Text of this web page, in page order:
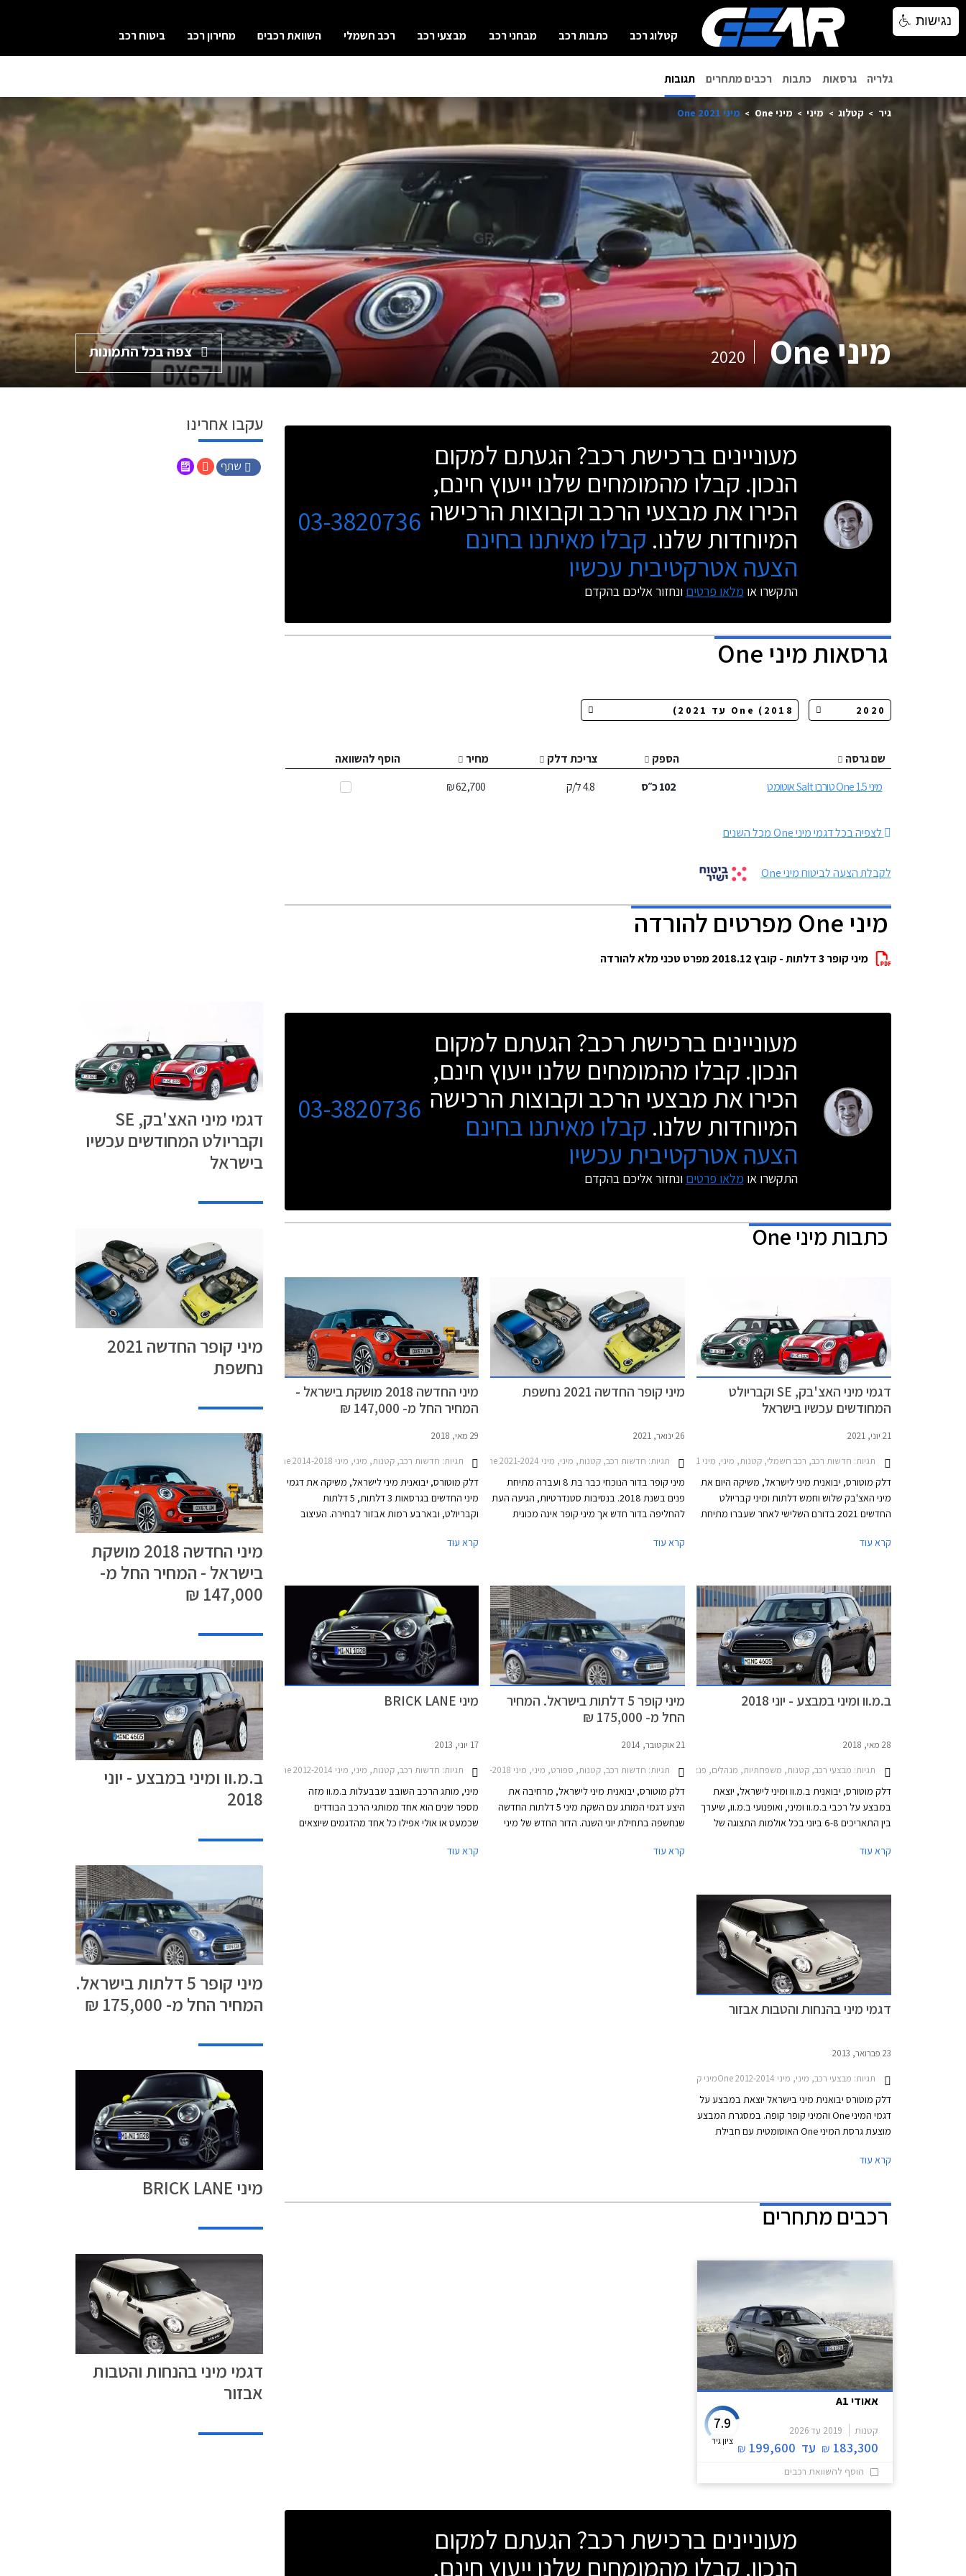
קטלוג רכב כתבות רכב מבחני רכב מבצעי רכב רכב חשמלי השוואת רכבים מחירון רכב ביטוח רכב
גלריה גרסאות כתבות רכבים מתחרים תגובות
גיר קטלוג מיני מיני One מיני One 2021
מיני One 2020 צפה בכל התמונות
מעוניינים ברכישת רכב? הגעתם למקום
הנכון. קבלו מהמומחים שלנו ייעוץ חינם,
הכירו את מבצעי הרכב וקבוצות הרכישה
המיוחדות שלנו. קבלו מאיתנו בחינם
הצעה אטרקטיבית עכשיו
התקשרו או מלאו פרטים ונחזור אליכם בהקדם
03-3820736
גרסאותמיני One
שם גרסה הספק צריכת דלק מחיר
הוסף להשוואה
מיני One 1.5 טורבו Salt אוטומט
102כ״ס 4.8ל/ק 62,700 ₪
לצפיה בכל דגמי מיני One מכל השנים
לקבלת הצעה לביטוח מיני One
מיני One מפרטים להורדה
מיני קופר 3 דלתות - קובץ 2018.12 מפרט טכני מלא להורדה
עקבו אחרינו
שתף
מעוניינים ברכישת רכב? הגעתם למקום
הנכון. קבלו מהמומחים שלנו ייעוץ חינם,
הכירו את מבצעי הרכב וקבוצות הרכישה
המיוחדות שלנו. קבלו מאיתנו בחינם
הצעה אטרקטיבית עכשיו
התקשרו או מלאו פרטים ונחזור אליכם בהקדם
03-3820736
כתבותמיני One
דגמי מיני האצ'בק, SE וקבריולט
המחודשים עכשיו בישראל
21 יוני, 2021
תגיות: חדשות רכב, רכב חשמלי, קטנות, מיני, מיני One 2018-2021, מיני One חמש דלתות 2018-2021, מיני One 2021-2024, מיני One חמש דלתות 2021-2024, מיני JCW 2018-2021, מיני קבריולט קופר 2018-2021, מיני קבריולט קופר S 2018-2021, מיני קופר 2018-2021, מיני קופר S 2018-2021, מיני קופר S חמש דלתות 2018-2021, מיני קופר חמש דלתות 2018-2021, מיני JCW 2021-2024, מיני JCW קבריולט 2021-2023, מיני קופר 2021-2024, מיני קופר S 2021-2024מיני קופר קבריולט 2021-2024
דלק מוטורס, יבואנית מיני לישראל, משיקה היום את
מיני האצ'בק שלוש וחמש דלתות ומיני קבריולט
החדשים 2021 בדורם השלישי לאחר שעברו מתיחת
מתיחת פנים ראשונה. עיצוב הרטרו נותר נאמן
מבריק. הפגוש הקדמי כולל כעת כונסי אוויר
המתועלים לקירור הבלמים הקדמיים במקום פנסי
הערפל. גופי התאורה עם רקע שחור מבריק מכילים
מעתה את תאורת הערפל. מאחור בולט פגוש חדש
עם פנס ערפל מרכזי. פנסי LED אחוריים עם גרפיקת
דגל בריטניה - Union Lack זמינים מעתה כסטנדרט
בכל רמות האבזור. מהצד ניתן להבחין בחישוקי 17 ו-
18 אינץ' חדשים, וצבעי מרכב חדשים לרבות צביעה
קרא עוד
מיני קופר החדשה 2021 נחשפת
26 ינואר, 2021
תגיות: חדשות רכב, קטנות, מיני, מיני One 2021-2024, מיני One חמש דלתות 2021-2024, מיני JCW 2018-2021, מיני קבריולט קופר 2018-2021, מיני קופר 2018-2021, מיני קופר חמש דלתות 2018-2021, מיני JCW 2021-2024, מיני JCW קבריולט 2021-2023, מיני קופר 2021-2024, מיני קופר S 2021-2024, מיני קופר S חמש דלתות 2021-2024, מיני קופר S קבריולט 2021-2024מיני קופר חמש דלתות 2021-2024
מיני קופר בדור הנוכחי כבר בת 8 ועברה מתיחת
פנים בשנת 2018. בנסיבות סטנדרטיות, הגיעה העת
להחליפה בדור חדש אך מיני קופר אינה מכונית
מותי. על כן, בעלת הבית הבווארית מוצאת לנכון
קרא עוד
מיני החדשה 2018 מושקת בישראל -
המחיר החל מ- 147,000 ₪
29 מאי, 2018
תגיות: חדשות רכב, קטנות, מיני, מיני One 2014-2018, מיני One חמש דלתות 2014-2018, מיני קופר S 2014-2018מיני JCW קופה -2026
דלק מוטורס, יבואנית מיני לישראל, משיקה את דגמי
מיני החדשים בגרסאות 3 דלתות, 5 דלתות
וקבריולט, ובארבע רמות אבזור לבחירה. העיצוב
קרא עוד
ב.מ.וו ומיני במבצע - יוני 2018
28 מאי, 2018
תגיות: מבצעי רכב, קטנות, משפחתיות, מנהלים, פנאי שטח, ב.מ.וו, מיני, מיני One חמש דלתות 2014-2018, ב.מ.וו X4 2014-2018, ב.מ.וו סדרה 2 קופה 2014-2020ב.מ.וו X2 2018-2024
דלק מוטורס, יבואנית ב.מ.וו ומיני לישראל, יוצאת
במבצע על רכבי ב.מ.וו ומיני, ואופנועי ב.מ.וו, שיערך
בין התאריכים 6-8 ביוני בכל אולמות התצוגה של
הוזלת מחירי מחירון למספר דגמים.
קרא עוד
מיני קופר 5 דלתות בישראל. המחיר
החל מ- 175,000 ₪
21 אוקטובר, 2014
תגיות: חדשות רכב, קטנות, ספורט, מיני, מיני One 2014-2018, מיני One חמש דלתות 2014-2018, מיני קופר S 2014-2018, מיני קופר 2014-2018, מיני קופר חמש דלתות 2014-2018מיני קופר S חמש דלתות 2014-2018
דלק מוטורס, יבואנית מיני לישראל, מרחיבה את
היצע דגמי המותג עם השקת מיני 5 דלתות החדשה
שנחשפה בתחילת יוני השנה. הדור החדש של מיני
שימושית. מהלך זה צפוי להגדיל את המכירות שכן
קרא עוד
מיני BRICK LANE
17 יוני, 2013
תגיות: חדשות רכב, קטנות, מיני, מיני One 2012-2014חבילת BRICK LANE
מיני, מותג הרכב השובב שבבעלות ב.מ.וו מזה
מספר שנים הוא אחד ממותגי הרכב הבודדים
שכמעט או אולי אפילו כל אחד מהדגמים שיוצאים
מרעננת לעומת הרכבים השבלונים הנעים היום על
קרא עוד
דגמי מיני בהנחות והטבות אבזור
23 פברואר, 2013
תגיות: מבצעי רכב, מיני, מיני One 2012-2014מיני קופה קופר 2012-2015
דלק מוטורס יבואנית מיני בישראל יוצאת במבצע על
דגמי המיני One והמיני קופר קופה. במסגרת המבצע
מוצעת גרסת המיני One האוטומטית עם חבילת
חישוקי סגסוגת קלה, גג בצבע לבן או שחור, חיישני
לפני מספר חודשים על המיני One הידנית.
קרא עוד
רכבים מתחרים
אאודי A1
קטנות 2019 עד2026
183,300
₪ עד 199,600
₪
7.9
ציון גיר
הוסף להשוואת רכבים
מעוניינים ברכישת רכב? הגעתם למקום
הנכון. קבלו מהמומחים שלנו ייעוץ חינם,
דגמי מיני האצ'בק, SE
וקבריולט המחודשים עכשיו
בישראל
מיני קופר החדשה 2021
נחשפת
מיני החדשה 2018 מושקת
בישראל - המחיר החל מ-
147,000 ₪
ב.מ.וו ומיני במבצע - יוני
2018
מיני קופר 5 דלתות בישראל.
המחיר החל מ- 175,000 ₪
מיני BRICK LANE
דגמי מיני בהנחות והטבות
אבזור
נגישות
נגישות